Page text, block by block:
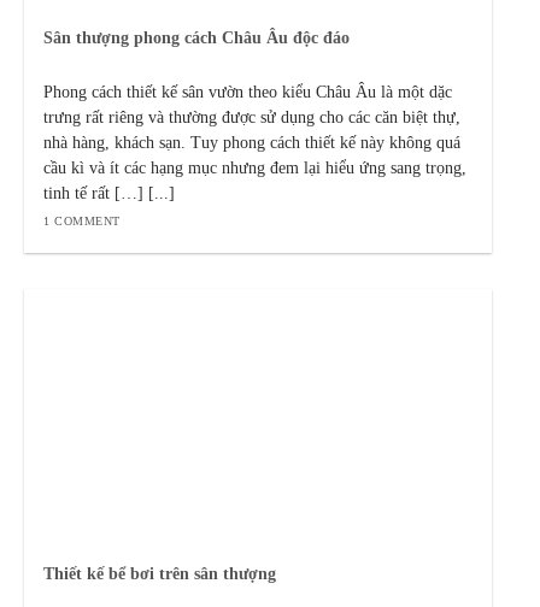
Sân thượng phong cách Châu Âu độc đáo
Phong cách thiết kế sân vườn theo kiểu Châu Âu là một dặc
trưng rất riêng và thường được sử dụng cho các căn biệt thự,
nhà hàng, khách sạn. Tuy phong cách thiết kế này không quá
cầu kì và ít các hạng mục nhưng đem lại hiểu ứng sang trọng,
tinh tế rất […] [...]
1 COMMENT
Thiết kế bể bơi trên sân thượng